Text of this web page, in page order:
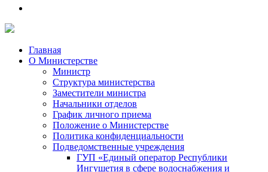
Главная
О Министерстве
Министр
Cтруктура министерства
Заместители министра
Начальники отделов
График личного приема
Положение о Министерстве
Политика конфиденциальности
Подведомственные учреждения
ГУП «Единый оператор Республики
Ингушетия в сфере водоснабжения и